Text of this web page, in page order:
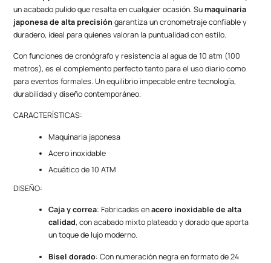
un acabado pulido que resalta en cualquier ocasión. Sumaquinaria
japonesa de alta precisión garantiza un cronometraje confiable y
duradero, ideal para quienes valoran la puntualidad con estilo.
Con funciones de cronógrafo y resistencia al agua de 10 atm (100
metros), es el complemento perfecto tanto para el uso diario como
para eventos formales. Un equilibrio impecable entre tecnología,
durabilidad y diseño contemporáneo.
CARACTERÍSTICAS:
Maquinaria japonesa
Acero inoxidable
Acuático de 10 ATM
DISEÑO:
Caja y correa: Fabricadas enacero inoxidable de alta
calidad, con acabado mixto plateado y dorado que aporta
un toque de lujo moderno.
Bisel dorado: Con numeración negra en formato de 24